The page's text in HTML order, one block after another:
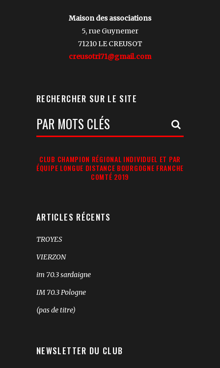
Maison des associations
5, rue Guynemer
71210 LE CREUSOT
creusotri71@gmail.com
RECHERCHER SUR LE SITE
Votre
Recherche:
CLUB CHAMPION RÉGIONAL INDIVIDUEL ET PAR
ÉQUIPE LONGUE DISTANCE BOURGOGNE FRANCHE
COMTÉ 2019
ARTICLES RÉCENTS
TROYES
VIERZON
im 70.3 sardaigne
IM 70.3 Pologne
(pas de titre)
NEWSLETTER DU CLUB